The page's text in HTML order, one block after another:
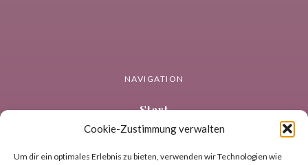
Cookie-Zustimmung verwalten
Um dir ein optimales Erlebnis zu bieten, verwenden wir Technologien wie
NAVIGATION
Start
Neuropsychologie
Coaching